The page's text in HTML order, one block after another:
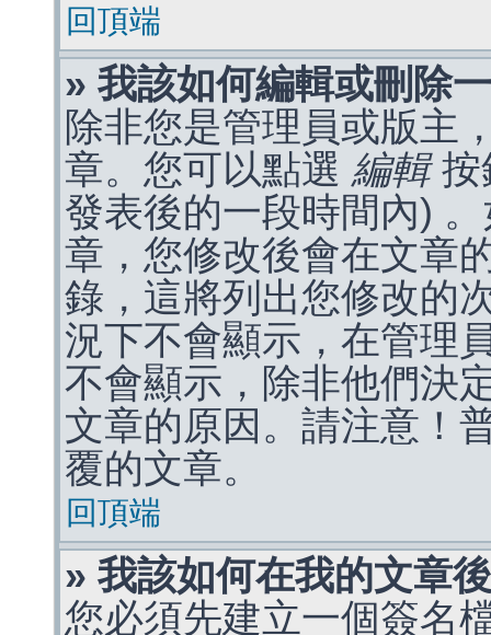
回頂端
» 我該如何編輯或刪除
除非您是管理員或版主
章。您可以點選 編輯按
發表後的一段時間內)
章，您修改後會在文章
錄，這將列出您修改的
況下不會顯示，在管理
不會顯示，除非他們決
文章的原因。請注意！
覆的文章。
回頂端
» 我該如何在我的文章
您必須先建立一個簽名